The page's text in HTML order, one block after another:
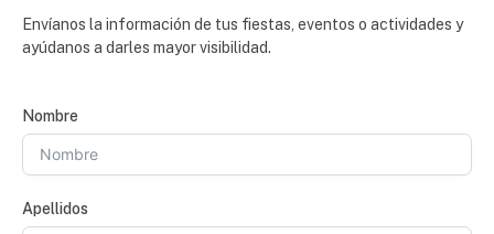
Envíanos la información de tus fiestas, eventos o actividades y
ayúdanos a darles mayor visibilidad.
Nombre
Apellidos